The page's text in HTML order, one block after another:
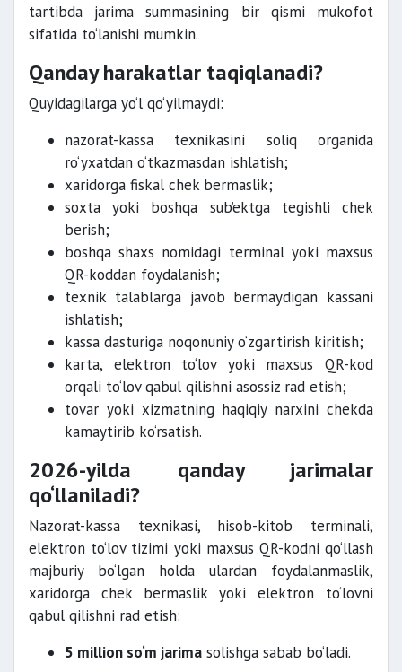
tartibda jarima summasining bir qismi mukofot
sifatida to‘lanishi mumkin.
Qanday harakatlar taqiqlanadi?
Quyidagilarga yo‘l qo‘yilmaydi:
nazorat-kassa texnikasini soliq organida
ro‘yxatdan o‘tkazmasdan ishlatish;
xaridorga fiskal chek bermaslik;
soxta yoki boshqa sub’ektga tegishli chek
berish;
boshqa shaxs nomidagi terminal yoki maxsus
QR-koddan foydalanish;
texnik talablarga javob bermaydigan kassani
ishlatish;
kassa dasturiga noqonuniy o‘zgartirish kiritish;
karta, elektron to‘lov yoki maxsus QR-kod
orqali to‘lov qabul qilishni asossiz rad etish;
tovar yoki xizmatning haqiqiy narxini chekda
kamaytirib ko‘rsatish.
2026-yilda qanday jarimalar
qo‘llaniladi?
Nazorat-kassa texnikasi, hisob-kitob terminali,
elektron to‘lov tizimi yoki maxsus QR-kodni qo‘llash
majburiy bo‘lgan holda ulardan foydalanmaslik,
xaridorga chek bermaslik yoki elektron to‘lovni
qabul qilishni rad etish:
5 million so‘m jarima solishga sabab bo‘ladi.